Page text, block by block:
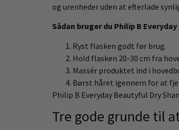
og urenheder uden at efterlade
Sådan bruger du Philip B
Ryst flasken godt før brug.
Hold flasken 20-30 cm fra
Massér produktet ind i
Børst håret igennem for at
Philip B Everyday Beautyful Dry
Tre gode grunde til